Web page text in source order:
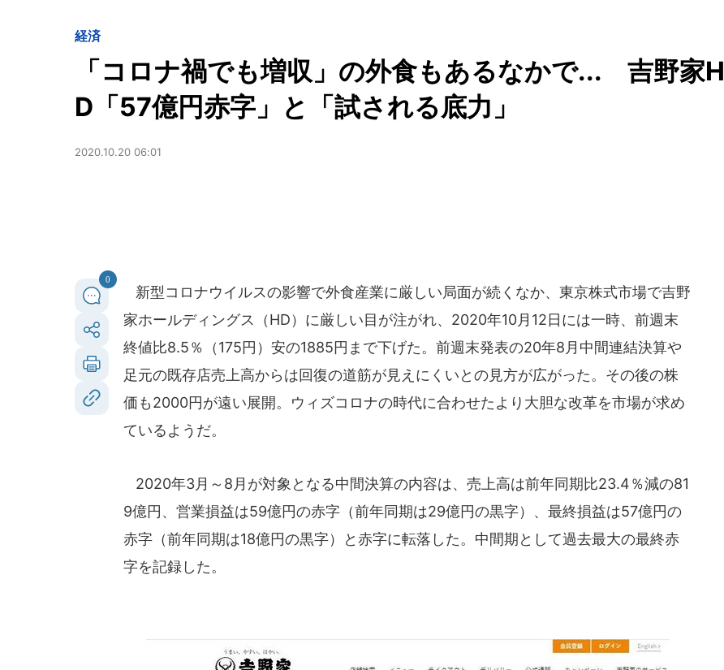
経済
「コロナ禍でも増収」の外食もあるなかで... 吉野家H
D「57億円赤字」と「試される底力」
2020.10.20 06:01
0
新型コロナウイルスの影響で外食産業に厳しい局面が続くなか、東京株式市場で吉野
家ホールディングス（HD）に厳しい目が注がれ、2020年10月12日には一時、前週末
終値比8.5％（175円）安の1885円まで下げた。前週末発表の20年8月中間連結決算や
足元の既存店売上高からは回復の道筋が見えにくいとの見方が広がった。その後の株
価も2000円が遠い展開。ウィズコロナの時代に合わせたより大胆な改革を市場が求め
ているようだ。
2020年3月～8月が対象となる中間決算の内容は、売上高は前年同期比23.4％減の81
9億円、営業損益は59億円の赤字（前年同期は29億円の黒字）、最終損益は57億円の
赤字（前年同期は18億円の黒字）と赤字に転落した。中間期として過去最大の最終赤
字を記録した。